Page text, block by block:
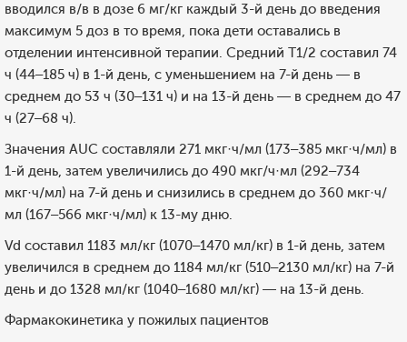
вводился в/в в дозе 6 мг/кг каждый 3-й день до введения
максимум 5 доз в то время, пока дети оставались в
отделении интенсивной терапии. Средний T1/2 составил 74
ч (44–185 ч) в 1-й день, с уменьшением на 7-й день — в
среднем до 53 ч (30–131 ч) и на 13-й день — в среднем до 47
ч (27–68 ч).
Значения AUC составляли 271 мкг·ч/мл (173–385 мкг·ч/мл) в
1-й день, затем увеличились до 490 мкг/ч·мл (292–734
мкг·ч/мл) на 7-й день и снизились в среднем до 360 мкг·ч/
мл (167–566 мкг·ч/мл) к 13-му дню.
Vd составил 1183 мл/кг (1070–1470 мл/кг) в 1-й день, затем
увеличился в среднем до 1184 мл/кг (510–2130 мл/кг) на 7-й
день и до 1328 мл/кг (1040–1680 мл/кг) — на 13-й день.
Фармакокинетика у пожилых пациентов